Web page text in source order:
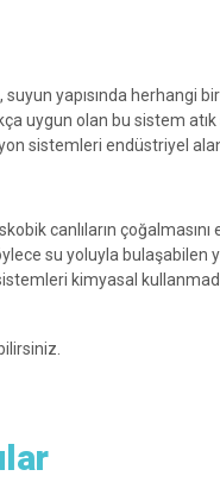
yapısında herhangi
uygun olan bu sistem
sistemleri endüstriyel
canlıların
su yoluyla bulaşabilen
kimyasal